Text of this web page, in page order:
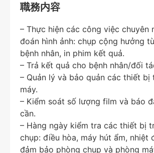
職務内容
– Thực hiện các công việc chuyên
đoán hình ảnh: chụp cộng hưởng
bệnh nhân, in phim kết quả.
– Trả kết quả cho bệnh nhân/đối
– Quản lý và bảo quản các thiết bị
máy.
– Kiểm soát số lượng film và báo
cần.
– Hàng ngày kiểm tra các thiết bị
chụp: điều hòa, máy hút ẩm, nhiệt
đảm bảo phòng chụp và phòng